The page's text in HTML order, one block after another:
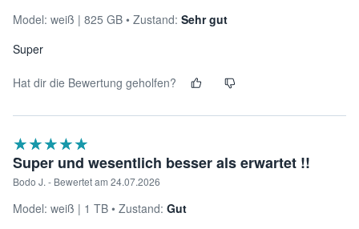
Model: weiß 825 GB Zustand: Sehr gut
Super
Hat dir die Bewertung geholfen?
★★★★★
☆☆☆☆☆
Super und wesentlich besser als erwartet !!
Bodo J. - Bewertet am 24.07.2026
Model: weiß 1 TB Zustand: Gut